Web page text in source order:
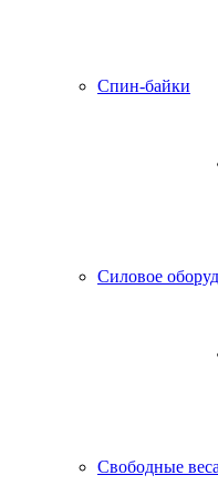
Спин-байки
Силовое
Свободные веса